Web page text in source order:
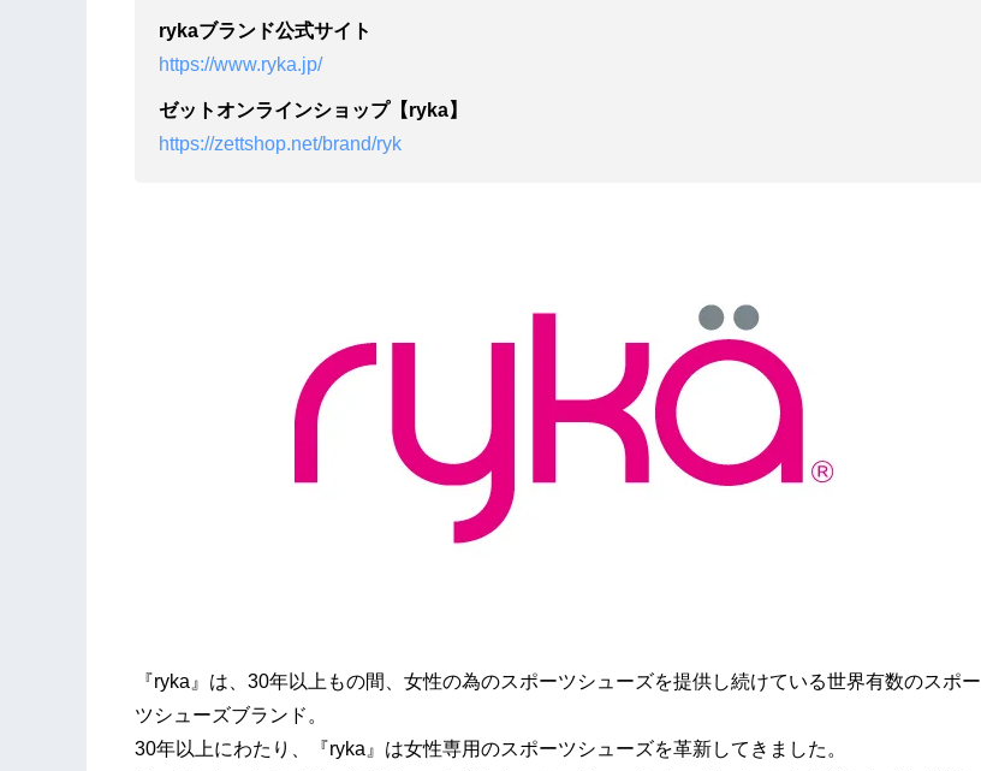
rykaブランド公式サイト
https://www.ryka.jp/
ゼットオンラインショップ【ryka】
https://zettshop.net/brand/ryk
『ryka』は、30年以上もの間、⼥性の為のスポーツシューズを提供し続けている世界有数のスポー
ツシューズブランド。
30年以上にわたり、『ryka』は⼥性専⽤のスポーツシューズを⾰新してきました。